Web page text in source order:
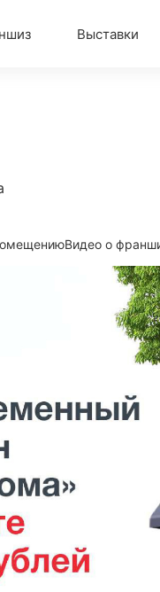
Выставки
Видео о